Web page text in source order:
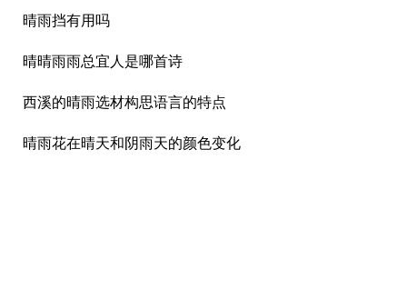
晴雨挡有用吗
晴晴雨雨总宜人是哪首诗
西溪的晴雨选材构思语言的特点
晴雨花在晴天和阴雨天的颜色变化